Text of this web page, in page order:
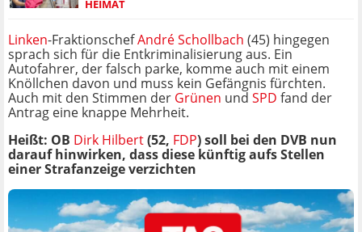
HEIMAT
Linken-FraktionschefAndré Schollbach (45) hingegen
sprach sich für die Entkriminalisierung aus. Ein
Autofahrer, der falsch parke, komme auch mit einem
Knöllchen davon und muss kein Gefängnis fürchten.
Auch mit den Stimmen der Grünen und SPD fand der
Antrag eine knappe Mehrheit.
Heißt: OB Dirk Hilbert(52, FDP) soll bei den DVB nun
darauf hinwirken, dass diese künftig aufs Stellen
einer Strafanzeige verzichten